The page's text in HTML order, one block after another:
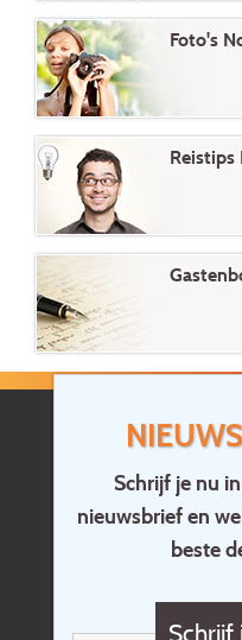
Schrijf je nu
nieuwsbrief en
beste
Schrijf
Foto's
Reistips